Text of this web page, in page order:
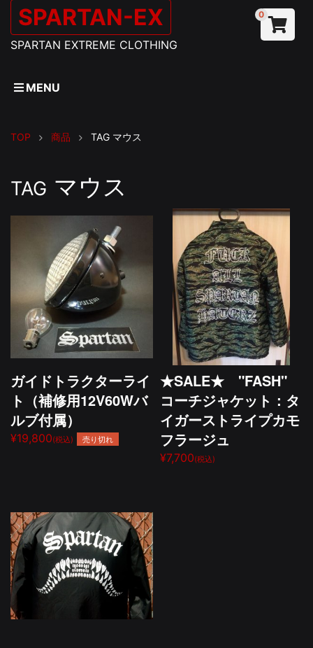
SPARTAN-EX
SPARTAN EXTREME CLOTHING
0
MENU
TOP 商品 TAG マウス
TAG マウス
ガイドトラクターライ
ト（補修用12V60Wバ
ルブ付属）
¥19,800(税込) 売り切れ
★SALE★ "FASH"
コーチジャケット：タ
イガーストライプカモ
フラージュ
¥7,700(税込)